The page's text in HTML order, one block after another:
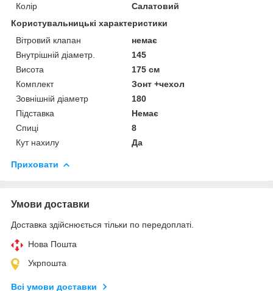
Колір
Салатовий
Користувальницькі характеристики
Вітровий клапан
немає
Внутрішній діаметр.
145
Висота
175 см
Комплект
Зонт +чехол
Зовнішній діаметр
180
Підставка
Немає
Спиці
8
Кут нахилу
Да
Приховати
Умови доставки
Доставка здійснюється тільки по передоплаті.
Нова Пошта
Укрпошта
Всі умови доставки